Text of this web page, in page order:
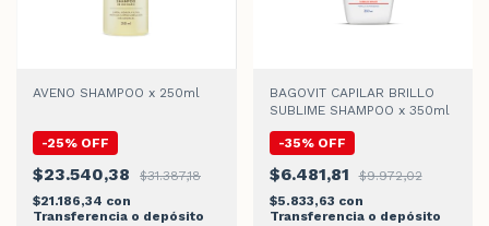
AVENO SHAMPOO x 250ml
-25% OFF
$23.540,38
$31.387,18
$21.186,34 con
Transferencia o depósito
BAGOVIT CAPILAR BRILLO
SUBLIME SHAMPOO x 350ml
-35% OFF
$6.481,81
$9.972,02
$5.833,63 con
Transferencia o depósito